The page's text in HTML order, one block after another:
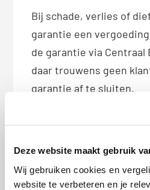
Deze website maakt gebruik
Wij gebruiken cookies en
website te verbeteren en je
Bij schade, verlies of
garantie een
de garantie via Centraal
daar trouwens geen
garantie af te sluiten.
risico loop je? Met een